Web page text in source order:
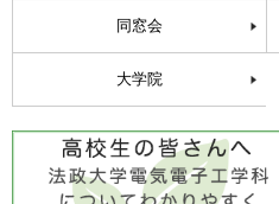
同窓会
大学院